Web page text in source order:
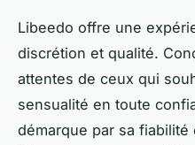
Libeedo offre une
discrétion et qualité.
attentes de ceux qui
sensualité en toute
démarque par sa